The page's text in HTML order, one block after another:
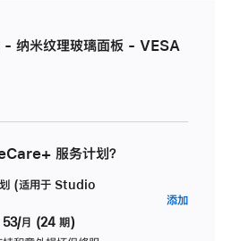
米纹理玻璃面板 - VESA
服务计划？
(适用于 Studio
53/月 (24 期)
添加